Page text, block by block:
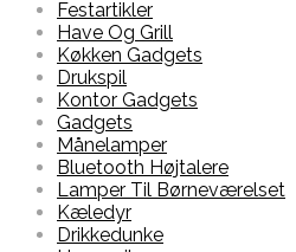
Festartikler
Have Og Grill
Køkken Gadgets
Drukspil
Kontor Gadgets
Gadgets
Månelamper
Bluetooth Højtalere
Lamper Til Børneværelset
Kæledyr
Drikkedunke